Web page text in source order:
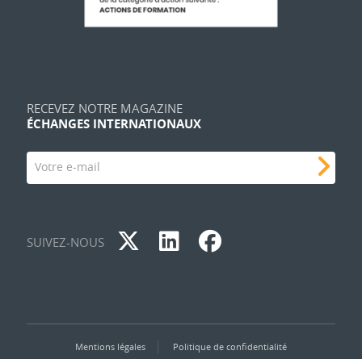
RECEVEZ NOTRE MAGAZINE
ÉCHANGES INTERNATIONAUX
Votre e-mail
SUIVEZ-NOUS
Mentions légales Politique de confidentialité